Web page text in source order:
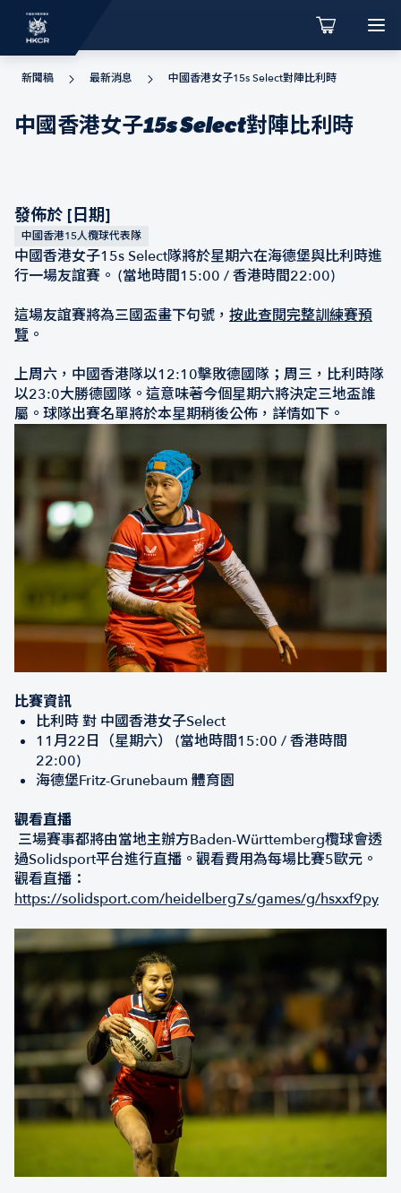
新聞稿 最新消息 中國香港女子15s Select對陣比利時
中國香港女子15s Select對陣比利時
發佈於 [日期]
中國香港15人欖球代表隊
中國香港女子15s Select隊將於星期六在海德堡與比利時進
行一場友誼賽。 (當地時間15:00 / 香港時間22:00)
這場友誼賽將為三國盃畫下句號， 按此查閱完整訓練賽預
覽 。
上周六，中國香港隊以12:10擊敗德國隊；周三，比利時隊
以23:0大勝德國隊。這意味著今個星期六將決定三地盃誰
屬。球隊出賽名單將於本星期稍後公佈，詳情如下。
比賽資訊
比利時 對 中國香港女子Select
11月22日（星期六） (當地時間15:00 / 香港時間
22:00)
海德堡Fritz-Grunebaum 體育園
觀看直播
三場賽事都將由當地主辦方Baden-Württemberg欖球會透
過Solidsport平台進行直播。觀看費用為每場比賽5歐元。
觀看直播：
https://solidsport.com/heidelberg7s/games/g/hsxxf9py